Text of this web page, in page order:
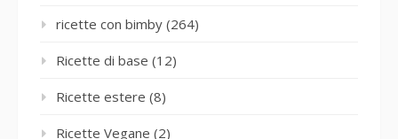
ricette con bimby (264)
Ricette di base (12)
Ricette estere (8)
Ricette Vegane (2)